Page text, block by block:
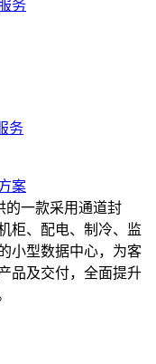
务
务
案
的一款采用通道封
柜、配电、制冷、监
小型数据中心，为客
品及交付，全面提升